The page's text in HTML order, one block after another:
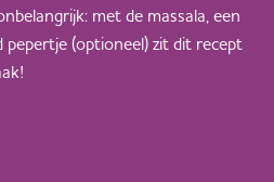
met de massala, een
(optioneel) zit dit recept